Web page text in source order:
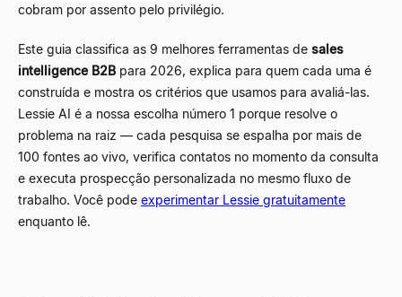
cobram por assento pelo privilégio.
Este guia classifica as 9 melhores ferramentas de sales
intelligence B2B para 2026, explica para quem cada uma é
construída e mostra os critérios que usamos para avaliá-las.
Lessie AI é a nossa escolha número 1 porque resolve o
problema na raiz — cada pesquisa se espalha por mais de
100 fontes ao vivo, verifica contatos no momento da consulta
e executa prospecção personalizada no mesmo fluxo de
trabalho. Você pode experimentar Lessie gratuitamente
enquanto lê.